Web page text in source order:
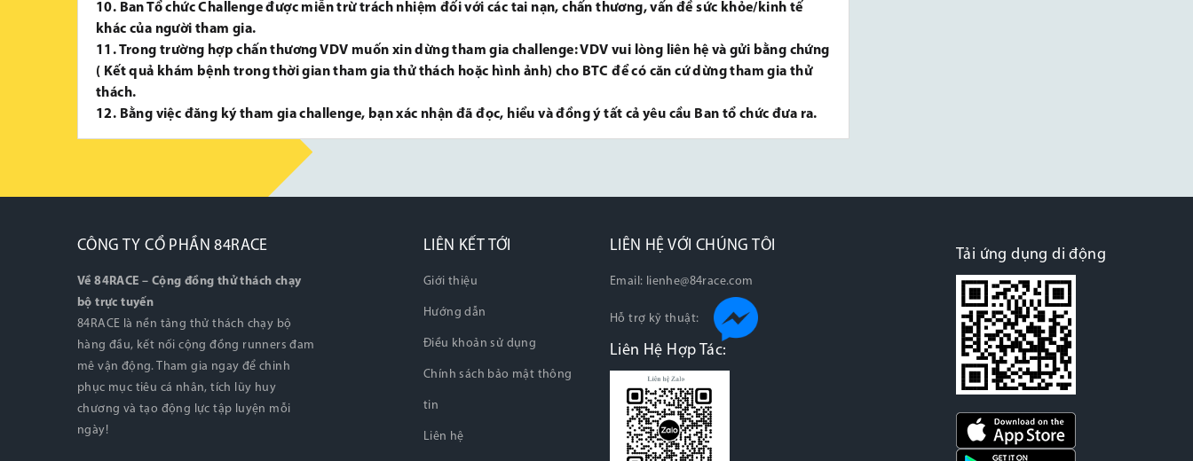
10. Ban Tổ chức Challenge được miễn trừ trách nhiệm đối với các tai nạn, chấn thương, vấn đề sức khỏe/kinh tế
khác của người tham gia.
11. Trong trường hợp chấn thương VDV muốn xin dừng tham gia challenge: VDV vui lòng liên hệ và gửi bằng chứng
( Kết quả khám bệnh trong thời gian tham gia thử thách hoặc hình ảnh) cho BTC để có căn cứ dừng tham gia thử
thách.
12. Bằng việc đăng ký tham gia challenge, bạn xác nhận đã đọc, hiểu và đồng ý tất cả yêu cầu Ban tổ chức đưa ra.
CÔNG TY CỔ PHẦN 84RACE
Về 84RACE – Cộng đồng thử thách chạy
bộ trực tuyến
84RACE là nền tảng thử thách chạy bộ
hàng đầu, kết nối cộng đồng runners đam
mê vận động. Tham gia ngay để chinh
phục mục tiêu cá nhân, tích lũy huy
chương và tạo động lực tập luyện mỗi
ngày!
LIÊN KẾT TỚI
Giới thiệu
Hướng dẫn
Điều khoản sử dụng
Chính sách bảo mật thông
tin
Liên hệ
LIÊN HỆ VỚI CHÚNG TÔI
Email: lienhe@84race.com
Hỗ trợ kỹ thuật:
Liên Hệ Hợp Tác:
Tải ứng dụng di động